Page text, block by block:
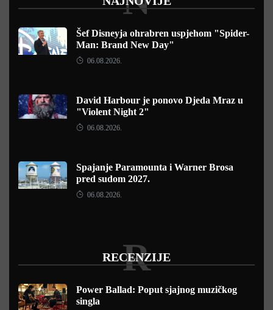
Šef Disneyja ohrabren uspjehom "Spider-
Man: Brand New Day"
06.08.2026.
David Harbour je ponovo Djeda Mraz u
"Violent Night 2"
06.08.2026.
Spajanje Paramounta i Warner Brosa
pred sudom 2027.
06.08.2026.
RECENZIJE
R
Power Ballad: Poput sjajnog muzičkog
singla